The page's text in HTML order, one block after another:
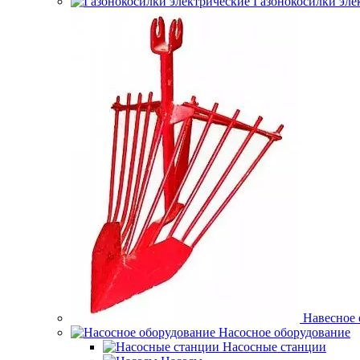
Навесное
Насосное оборудование
Насосные станции